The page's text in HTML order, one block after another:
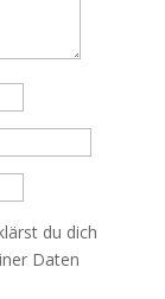
du dich
Daten